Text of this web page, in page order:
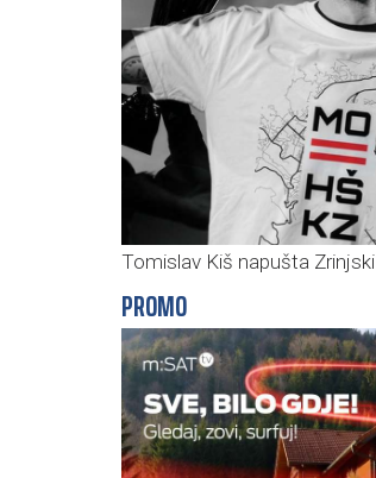
Tomislav Kiš napušta Zrinjski
PROMO